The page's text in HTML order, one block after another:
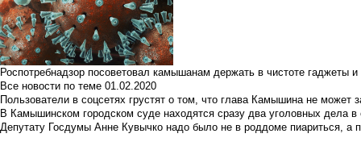
Роспотребнадзор посоветовал камышанам держать в чистоте гаджеты
Все новости по теме 01.02.2020
Пользователи в соцсетях грустят о том, что глава Камышина не может
В Камышинском городском суде находятся сразу два уголовных дела
Депутату Госдумы Анне Кувычко надо было не в роддоме пиариться, а